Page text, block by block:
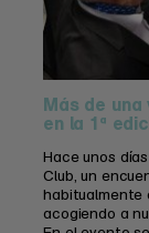
Más de
en la 1ª
Hace unos
Club, un
habitualmente
acogiendo a